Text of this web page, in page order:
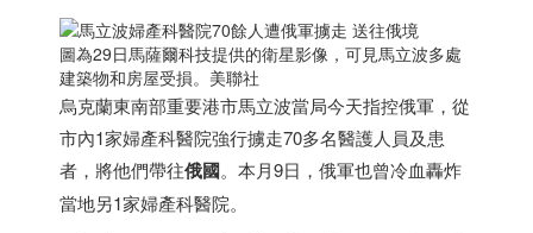
圖為29日馬薩爾科技提供的衛星影像，可見馬立波多處
建築物和房屋受損。美聯社
烏克蘭東南部重要港市馬立波當局今天指控俄軍，從
市內1家婦產科醫院強行擄走70多名醫護人員及患
者，將他們帶往俄國。本月9日，俄軍也曾冷血轟炸
當地另1家婦產科醫院。